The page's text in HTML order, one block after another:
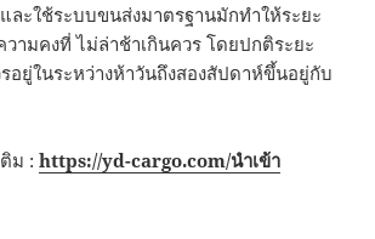
ละใช้ระบบขนส่งมาตรฐานมักทำให้ระยะ
วามคงที่ ไม่ล่าช้าเกินควร โดยปกติระยะ
รอยู่ในระหว่างห้าวันถึงสองสัปดาห์ขึ้นอยู่กับ
ติม :https://yd-cargo.com/นำเข้า